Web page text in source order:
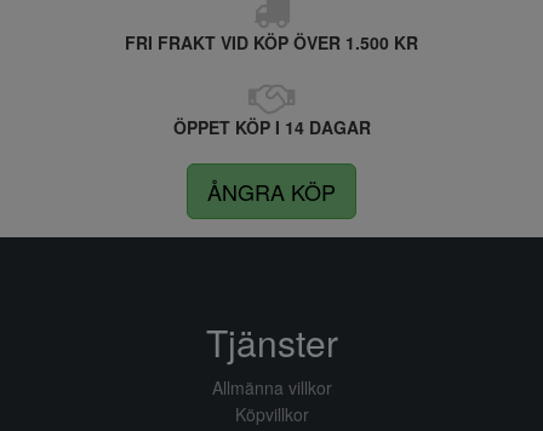
FRI FRAKT VID KÖP ÖVER 1.500 KR
ÖPPET KÖP I 14 DAGAR
ÅNGRA KÖP
Tjänster
Allmänna villkor
Köpvillkor